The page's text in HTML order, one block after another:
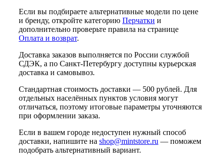
Если вы подбираете альтернативные модели по цене
и бренду, откройте категорию Перчатки и
дополнительно проверьте правила на странице
Оплата и возврат.
Доставка заказов выполняется по России службой
СДЭК, а по Санкт-Петербургу доступны курьерская
доставка и самовывоз.
Стандартная стоимость доставки — 500 рублей. Для
отдельных населённых пунктов условия могут
отличаться, поэтому итоговые параметры уточняются
при оформлении заказа.
Если в вашем городе недоступен нужный способ
доставки, напишите на shop@mintstore.ru — поможем
подобрать альтернативный вариант.